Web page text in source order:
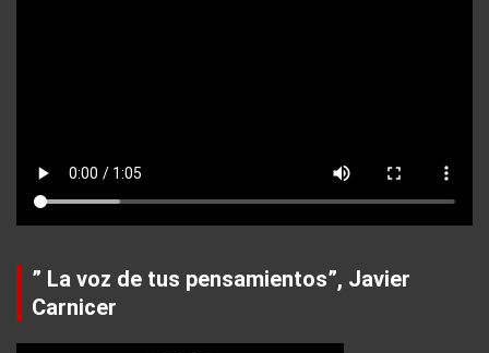
” La voz de tus pensamientos”, Javier
Carnicer